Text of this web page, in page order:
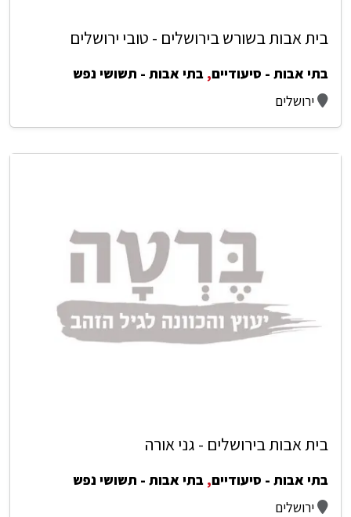
בית אבות בשורש בירושלים - טובי ירושלים
בתי אבות - סיעודיים, בתי אבות - תשושי נפש
ירושלים
בית אבות בירושלים - גני אורה
בתי אבות - סיעודיים, בתי אבות - תשושי נפש
ירושלים